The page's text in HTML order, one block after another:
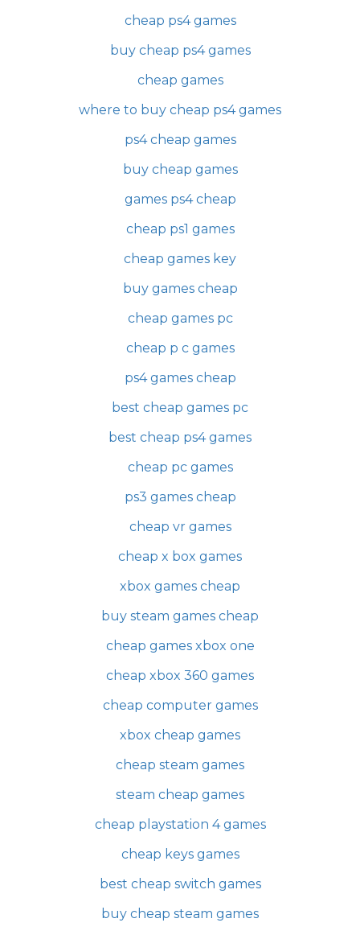
cheap ps4 games
buy cheap ps4 games
cheap games
where to buy cheap ps4 games
ps4 cheap games
buy cheap games
games ps4 cheap
cheap ps1 games
cheap games key
buy games cheap
cheap games pc
cheap p c games
ps4 games cheap
best cheap games pc
best cheap ps4 games
cheap pc games
ps3 games cheap
cheap vr games
cheap x box games
xbox games cheap
buy steam games cheap
cheap games xbox one
cheap xbox 360 games
cheap computer games
xbox cheap games
cheap steam games
steam cheap games
cheap playstation 4 games
cheap keys games
best cheap switch games
buy cheap steam games